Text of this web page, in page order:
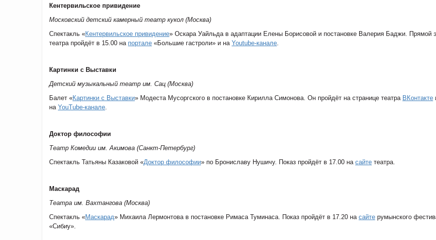
Кентервильское привидение
Московский детский камерный театр кукол (Москва)
Спектакль «Кентервильское привидение» Оскара Уайльда в адаптации Елены Борисовой и постановке Валерия Баджи. Прямой
театра пройдёт в 15.00 на портале «Большие гастроли» и на Youtube-канале
Картинки с Выставки
Детский музыкальный театр им. Сац (Москва)
Балет «Картинки с Выставки» Модеста Мусоргского в постановке Кирилла Симонова. Он пройдёт на странице театра ВКонтакте
на YouTube-канале
Доктор философии
Театр Комедии им. Акимова (Санкт-Петербург)
Спектакль Татьяны Казаковой «Доктор философии» по Брониславу Нушичу. Показ пройдёт в 17.00 на сайте театра.
Маскарад
Театра им. Вахтангова (Москва)
Спектакль «Маскарад» Михаила Лермонтова в постановке Римаса Туминаса. Показ пройдёт в 17.20 на сайте румынского
«Сибиу».